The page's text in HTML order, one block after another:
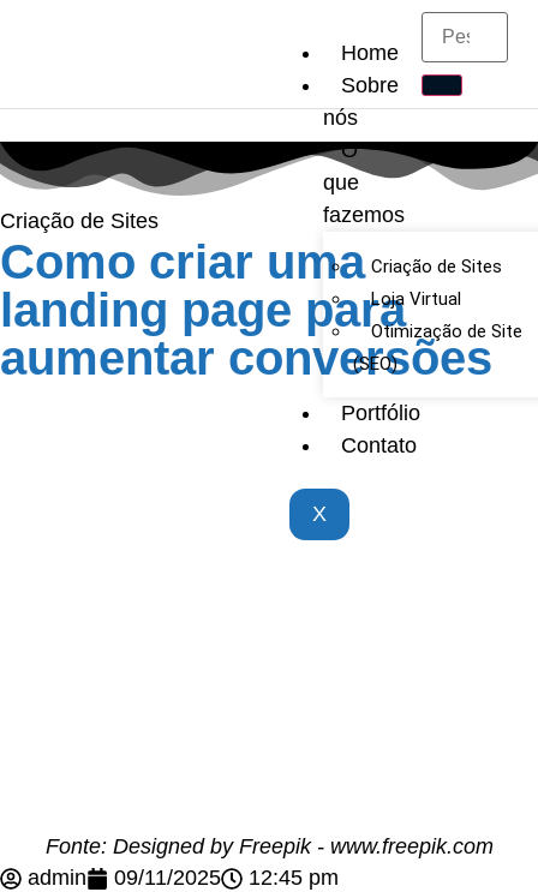
Home
Sobre
nós
O
que
fazemos
Criação de Sites
Loja Virtual
Otimização de Site
(SEO)
Portfólio
Contato
X
Criação de Sites
Como criar uma
landing page para
aumentar conversões
Fonte: Designed by Freepik - www.freepik.com
admin
09/11/2025
12:45 pm